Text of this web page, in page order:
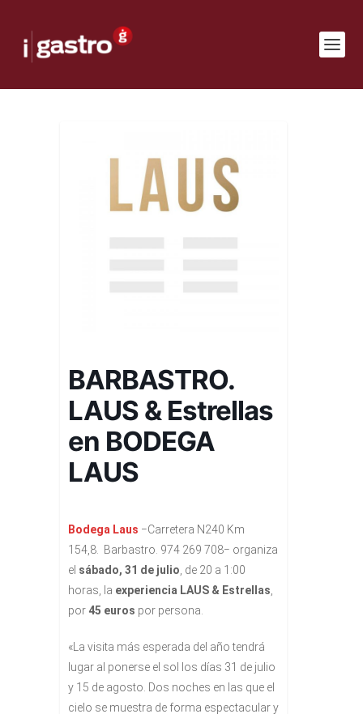
BARBASTRO.
LAUS & Estrellas
en BODEGA
LAUS
Bodega Laus −Carretera N240 Km
154,8. Barbastro. 974 269 708− organiza
el sábado, 31 de julio , de 20 a 1:00
horas, la experiencia LAUS & Estrellas
por 45 euros por persona.
«La visita más esperada del año tendrá
lugar al ponerse el sol los días 31 de julio
y 15 de agosto. Dos noches en las que el
cielo se muestra de forma espectacular y